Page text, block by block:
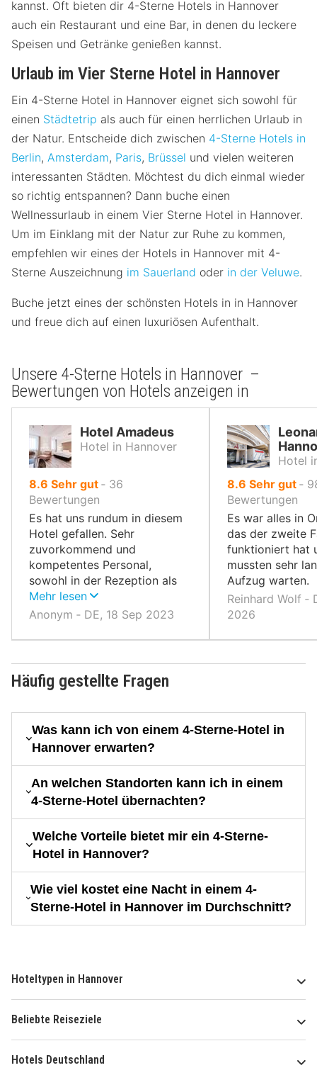
kannst. Oft bieten dir 4-Sterne Hotels in Hannover
auch ein Restaurant und eine Bar, in denen du leckere
Speisen und Getränke genießen kannst.
Urlaub im Vier Sterne Hotel in Hannover
Ein 4-Sterne Hotel in Hannover eignet sich sowohl für
einen Städtetrip als auch für einen herrlichen Urlaub in
der Natur. Entscheide dich zwischen 4-Sterne Hotels in
Berlin, Amsterdam, Paris, Brüssel und vielen weiteren
interessanten Städten. Möchtest du dich einmal wieder
so richtig entspannen? Dann buche einen
Wellnessurlaub in einem Vier Sterne Hotel in Hannover.
Um im Einklang mit der Natur zur Ruhe zu kommen,
empfehlen wir eines der Hotels in Hannover mit 4-
Sterne Auszeichnung im Sauerland oder in der Veluwe.
Buche jetzt eines der schönsten Hotels in in Hannover
und freue dich auf einen luxuriösen Aufenthalt.
Unsere 4-Sterne Hotels in Hannover –
Bewertungen von Hotels anzeigen in
Hotel Amadeus
Hotel in Hannover
8.6 von
10,
Sehr gut ‐ 36
Bewertungen
Es hat uns rundum in diesem
Hotel gefallen. Sehr
zuvorkommend und
kompetentes Personal,
sowohl in der Rezeption als
auch im Service.
Mehr lesen
Anonym ‐ DE, 18 Sep 2023
Hotel
8.6 von
10,
Sehr gut ‐
Bewertungen
Es war alles in
das der zweite
funktioniert hat
mussten sehr
Aufzug warten.
Reinhard Wolf ‐
2026
Häufig gestellte Fragen
Was kann ich von einem 4-Sterne-Hotel in
Hannover erwarten?
An welchen Standorten kann ich in einem
4-Sterne-Hotel übernachten?
Welche Vorteile bietet mir ein 4-Sterne-
Hotel in Hannover?
Wie viel kostet eine Nacht in einem 4-
Sterne-Hotel in Hannover im Durchschnitt?
Hoteltypen in Hannover
Beliebte Reiseziele
Hotels Deutschland